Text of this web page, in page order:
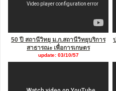
50 ปี สถานีวิทยุ ม.ก.สถานีวิทยุบริการ
สาธารณะ เพื่อการเกษตร
update: 03/10/57